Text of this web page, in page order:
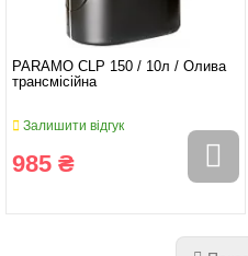
PARAMO CLP 150 / 10л / Олива
трансмісійна
Залишити відгук
985 ₴